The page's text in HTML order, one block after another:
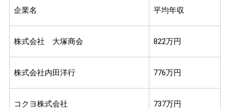
企業名 平均年収
株式会社 大塚商会 822万円
株式会社内田洋行 776万円
コクヨ株式会社 737万円